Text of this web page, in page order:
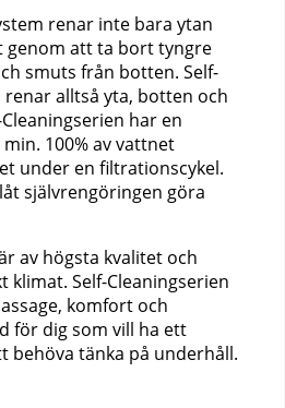
renar inte bara ytan
genom att ta bort tyngre
smuts från botten. Self-
alltså yta, botten och
har en
100% av vattnet
under en filtrationscykel.
självrengöringen göra
av högsta kvalitet och
klimat. Self-Cleaningserien
komfort och
för dig som vill ha ett
behöva tänka på underhåll.